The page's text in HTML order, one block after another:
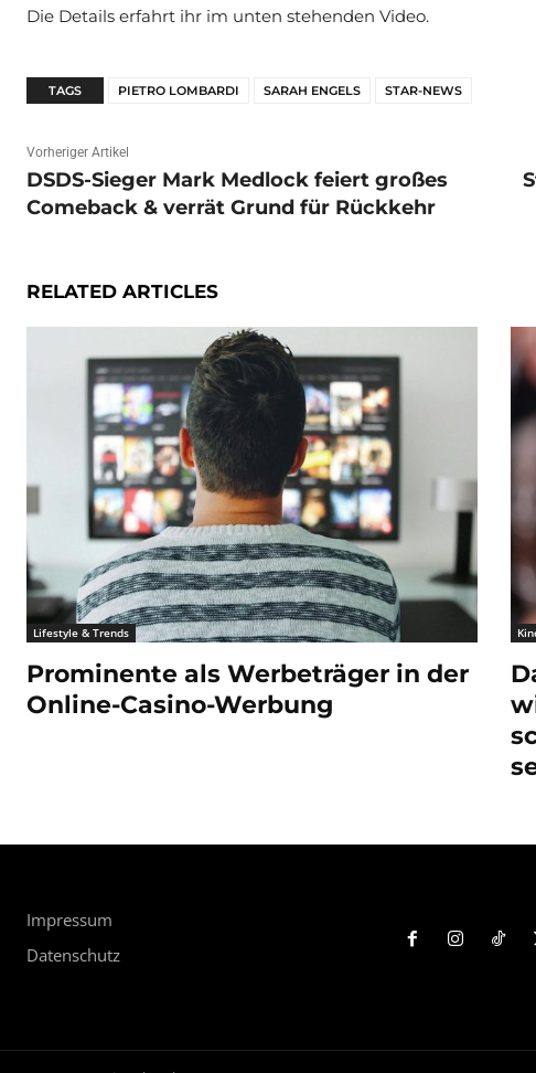
Die Details erfahrt ihr im unten stehenden Video.
TAGS PIETRO LOMBARDI SARAH ENGELS STAR-NEWS
Vorheriger Artikel
DSDS-Sieger Mark Medlock feiert großes
Comeback & verrät Grund für Rückkehr
RELATED ARTICLES
Lifestyle & Trends
Prominente als Werbeträger in der
Online-Casino-Werbung
Impressum
Datenschutz